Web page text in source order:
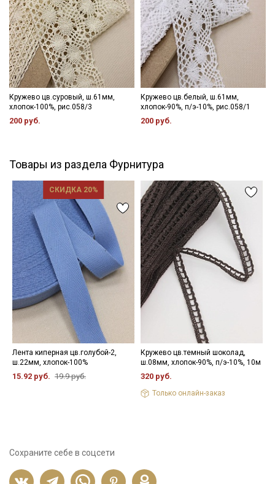
Кружево цв.суровый, ш.61мм,
хлопок-100%, рис.058/3
200 руб.
Кружево цв.белый, ш.61мм,
хлопок-90%, п/э-10%, рис.058/1
200 руб.
Товары из раздела Фурнитура
СКИДКА 20%
Лента киперная цв.голубой-2,
ш.22мм, хлопок-100%
15.92 руб. 19.9 руб.
Кружево цв.темный шоколад,
ш.08мм, хлопок-90%, п/э-10%, 10м
320 руб.
Только онлайн-заказ
Сохраните себе в соцсети